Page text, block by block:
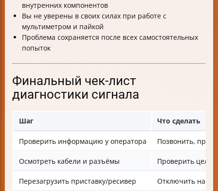
внутренних компонентов
Вы не уверены в своих силах при работе с
мультиметром и пайкой
Проблема сохраняется после всех самостоятельных
попыток
Финальный чек-лист
диагностики сигнала
Шаг Что сделать
Проверить информацию у оператора Позвонить,
Осмотреть кабели и разъёмы Проверить
Перезагрузить приставку/ресивер Отключить на 10